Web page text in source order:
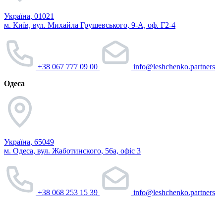
Україна, 01021
м. Київ, вул. Михайла Грушевського, 9-А, оф. Г2-4
+38 067 777 09 00
info@leshchenko.partners
Одеса
Україна, 65049
м. Одеса, вул. Жаботинского, 56а, офіс 3
+38 068 253 15 39 info@leshchenko.partners